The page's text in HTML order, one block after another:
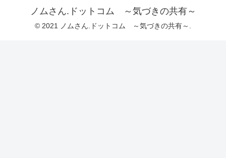
ノムさん.ドットコム ～気づきの共有～
© 2021 ノムさん.ドットコム ～気づきの共有～.